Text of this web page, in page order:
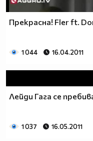
Прекрасна! Fler ft.
1 044 16.04.2011
Лейди Гага се
1 037 16.05.2011